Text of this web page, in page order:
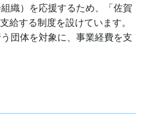
織）を応援するため、「佐賀
給する制度を設けています。
団体を対象に、事業経費を支